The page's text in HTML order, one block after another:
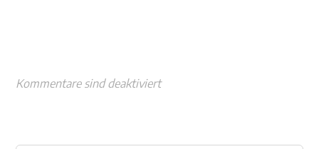
Kommentare sind deaktiviert